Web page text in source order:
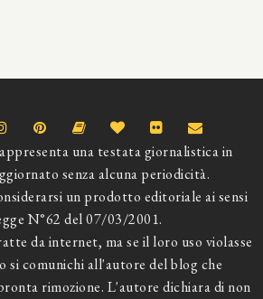
una testata giornalistica in
senza alcuna periodicità.
un prodotto editoriale ai sensi
N°62 del 07/03/2001.
da internet, ma se il loro uso violasse
comunichi all'autore del blog che
rimozione. L'autore dichiara di non